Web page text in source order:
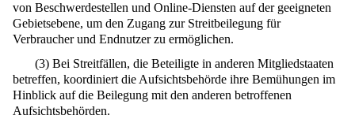
von Beschwerdestellen und Online-Diensten auf der geeigneten
Gebietsebene, um den Zugang zur Streitbeilegung für
Verbraucher und Endnutzer zu ermöglichen.
(3) Bei Streitfällen, die Beteiligte in anderen Mitgliedstaaten
betreffen, koordiniert die Aufsichtsbehörde ihre Bemühungen im
Hinblick auf die Beilegung mit den anderen betroffenen
Aufsichtsbehörden.